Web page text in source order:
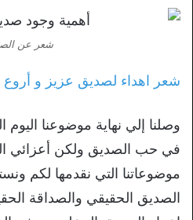
شعر عن
شعر اهداء لصديق عزيز و
وصلنا إلي نهاية موضوعنا اليوم
في حب الصديق ولكن أعزائي
موضوعاتنا التي نقدمها لكم
الصديق الحقيقي والصداقة